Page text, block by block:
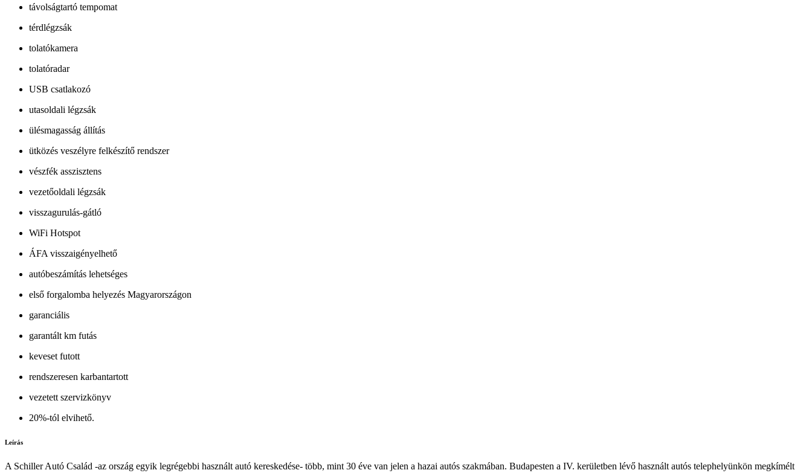
távolságtartó tempomat
térdlégzsák
tolatókamera
tolatóradar
USB csatlakozó
utasoldali légzsák
ülésmagasság állítás
ütközés veszélyre felkészítő rendszer
vészfék asszisztens
vezetőoldali légzsák
visszagurulás-gátló
WiFi Hotspot
ÁFA visszaigényelhető
autóbeszámítás lehetséges
első forgalomba helyezés Magyarországon
garanciális
garantált km futás
keveset futott
rendszeresen karbantartott
vezetett szervizkönyv
20%-tól elvihető.
Leírás
A Schiller Autó Család -az ország egyik legrégebbi használt autó kereskedése- több, mint 30 éve van jelen a hazai autós szakmában. Budapesten a IV. kerületben lévő használt autós telephelyünkön megkímélt